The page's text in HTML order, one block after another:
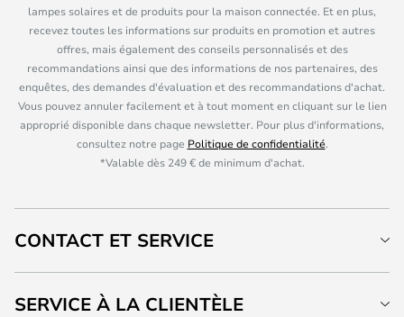
lampes solaires et de produits pour la maison connectée. Et en plus,
recevez toutes les informations sur produits en promotion et autres
offres, mais également des conseils personnalisés et des
recommandations ainsi que des informations de nos partenaires, des
enquêtes, des demandes d'évaluation et des recommandations d'achat.
Vous pouvez annuler facilement et à tout moment en cliquant sur le lien
approprié disponible dans chaque newsletter. Pour plus d'informations,
consultez notre page Politique de confidentialité.
*Valable dès 249 € de minimum d'achat.
CONTACT ET SERVICE
SERVICE À LA CLIENTÈLE